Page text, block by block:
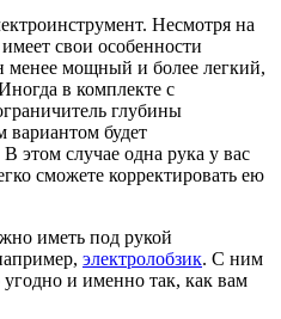
Несмотря на
свои особенности
менее мощный и более легкий,
в комплекте с
глубины
будет
этом случае одна рука у вас
сможете корректировать ею
иметь под рукой
электролобзик. С ним
и именно так, как вам